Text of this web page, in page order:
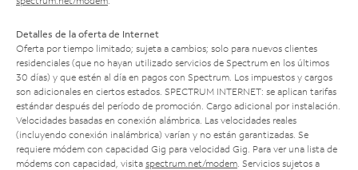
Detalles de la oferta de Internet
Oferta por tiempo limitado; sujeta a cambios; solo para nuevos clientes
residenciales (que no hayan utilizado servicios de Spectrum en los últimos
30 días) y que estén al día en pagos con Spectrum. Los impuestos y cargos
son adicionales en ciertos estados. SPECTRUM INTERNET: se aplican tarifas
estándar después del período de promoción. Cargo adicional por instalación.
Velocidades basadas en conexión alámbrica. Las velocidades reales
(incluyendo conexión inalámbrica) varían y no están garantizadas. Se
requiere módem con capacidad Gig para velocidad Gig. Para ver una lista de
módems con capacidad, visita spectrum.net/modem . Servicios sujetos a